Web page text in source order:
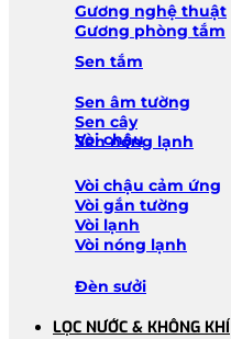
Gương nghệ thuật
Gương phòng tắm
Sen tắm
Sen âm tường
Sen cây
Sen nóng lạnh
Vòi chậu
Vòi chậu cảm ứng
Vòi gắn tường
Vòi lạnh
Vòi nóng lạnh
Đèn sưởi
LỌC NƯỚC & KHÔNG KHÍ